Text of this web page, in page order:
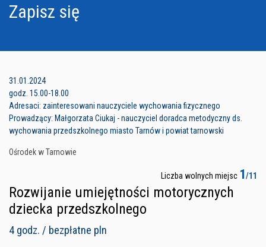
Zapisz się
31.01.2024
godz. 15.00-18.00
Adresaci: zainteresowani nauczyciele wychowania fizycznego
Prowadzący: Małgorzata Ciukaj - nauczyciel doradca metodyczny ds.
wychowania przedszkolnego miasto Tarnów i powiat tarnowski
Ośrodek w Tarnowie
Liczba wolnych miejsc 1/11
Rozwijanie umiejętności motorycznych
dziecka przedszkolnego
4 godz. / bezpłatne pln
Ośrodek w Tarnowie